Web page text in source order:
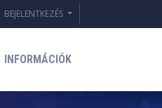
BEJELENTKEZÉS
INFORMÁCIÓK